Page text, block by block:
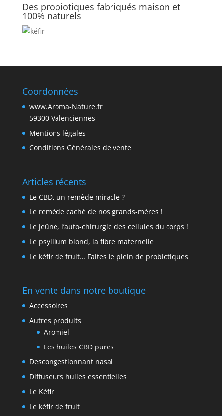
Des probiotiques fabriqués maison et
100% naturels
Coordonnées
www.Aroma-Nature.fr
59300 Valenciennes
Mentions légales
Conditions Générales de vente
Articles récents
Le CBD, un remède miracle ?
Le remède caché de nos grands-mères !
Le jeûne, l’auto-chirurgie des cellules du corps !
Le psyllium blond, la fibre maternelle
Le kéfir de fruit… Faites le plein de probiotiques
En vente dans notre boutique
Accessoires
Autres produits
Aromiel
Les huiles CBD pures
Descongestionnant nasal
Diffuseurs huiles essentielles
Le Kéfir
Le kéfir de fruit